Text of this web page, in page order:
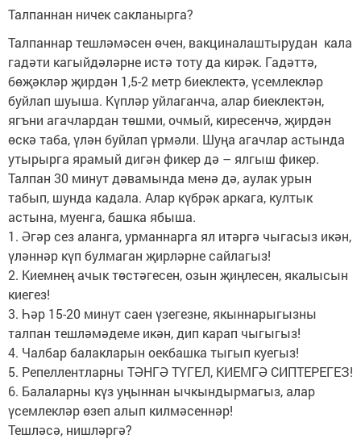
Талпаннан ничек сакланырга?
Талпаннар тешләмәсен өчен, вакциналаштырудан кала
гадәти кагыйдәләрне истә тоту да кирәк. Гадәттә,
бөҗәкләр җирдән 1,5-2 метр биеклектә, үсемлекләр
буйлап шуыша. Күпләр уйлаганча, алар биеклектән,
ягъни агачлардан төшми, очмый, киресенчә, җирдән
өскә таба, үлән буйлап үрмәли. Шуңа агачлар астында
утырырга ярамый дигән фикер дә – ялгыш фикер.
Талпан 30 минут дәвамында менә дә, аулак урын
табып, шунда кадала. Алар күбрәк аркага, култык
астына, муенга, башка ябыша.
1. Әгәр сез аланга, урманнарга ял итәргә чыгасыз икән,
үләннәр күп булмаган җирләрне сайлагыз!
2. Киемнең ачык төстәгесен, озын җиңлесен, якалысын
киегез!
3. Һәр 15-20 минут саен үзегезне, якыннарыгызны
талпан тешләмәдеме икән, дип карап чыгыгыз!
4. Чалбар балакларын оекбашка тыгып куегыз!
5. Репеллентларны ТӘНГӘ ТҮГЕЛ, КИЕМГӘ СИПТЕРЕГЕЗ!
6. Балаларны күз уңыннан ычкындырмагыз, алар
үсемлекләр өзеп алып килмәсеннәр!
Тешләсә, нишләргә?